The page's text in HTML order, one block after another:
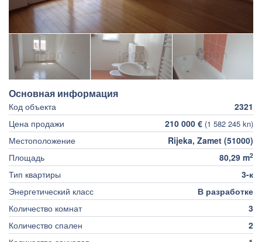
Основная информация
Код объекта
2321
Цена продажи
210 000 € (1 582 245 kn)
Местоположение
Rijeka, Zamet (51000)
Площадь
80,29 m2
Тип квартиры
3-к
Энергетический класс
В разработке
Количество комнат
3
Количество спален
2